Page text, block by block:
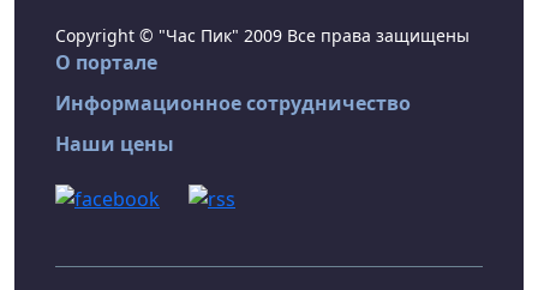
Copyright © "Час Пик" 2009 Все права защищены
О портале
Информационное сотрудничество
Наши цены